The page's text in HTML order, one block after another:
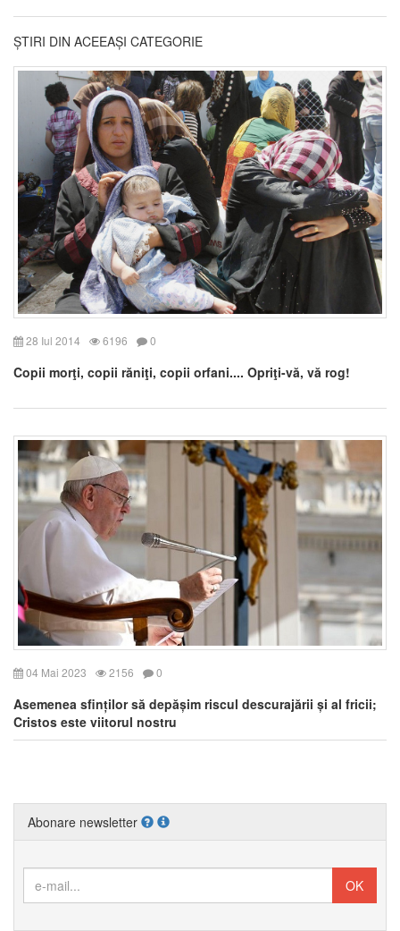
ȘTIRI DIN ACEEAȘI CATEGORIE
28 Iul 2014 6196 0
Copii morţi, copii răniţi, copii orfani.... Opriţi-vă, vă rog!
04 Mai 2023 2156 0
Asemenea sfinților să depășim riscul descurajării și al fricii;
Cristos este viitorul nostru
Abonare newsletter